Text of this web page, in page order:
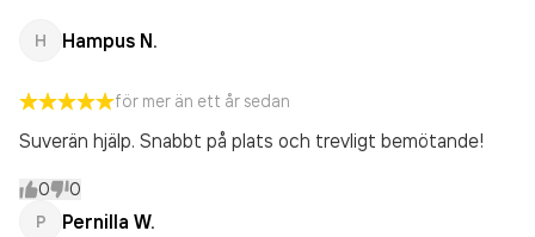
H Hampus N.
för mer än ett år sedan
Suverän hjälp. Snabbt på plats och trevligt bemötande!
0 0
P Pernilla W.